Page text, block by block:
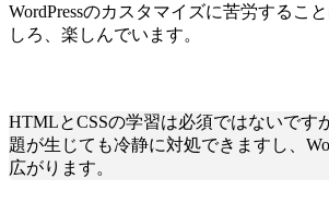
WordPressのカスタマイズに苦労するこ
しろ、楽しんでいます。
HTMLとCSSの学習は必須ではないです
題が生じても冷静に対処できますし、
広がります。